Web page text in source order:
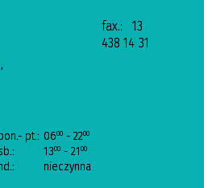
fax.:
13
438 14 31
pt.: 0600 - 2200
1300 - 21 00
nieczynna